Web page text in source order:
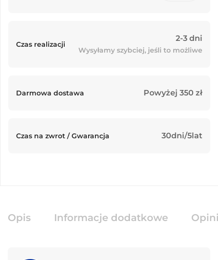
Czas realizacji
2-3 dni
Wysyłamy szybciej, jeśli to możliwe
Darmowa dostawa Powyżej 350 zł
Czas na zwrot / Gwarancja 30dni/5lat
Opis Informacje dodatkowe